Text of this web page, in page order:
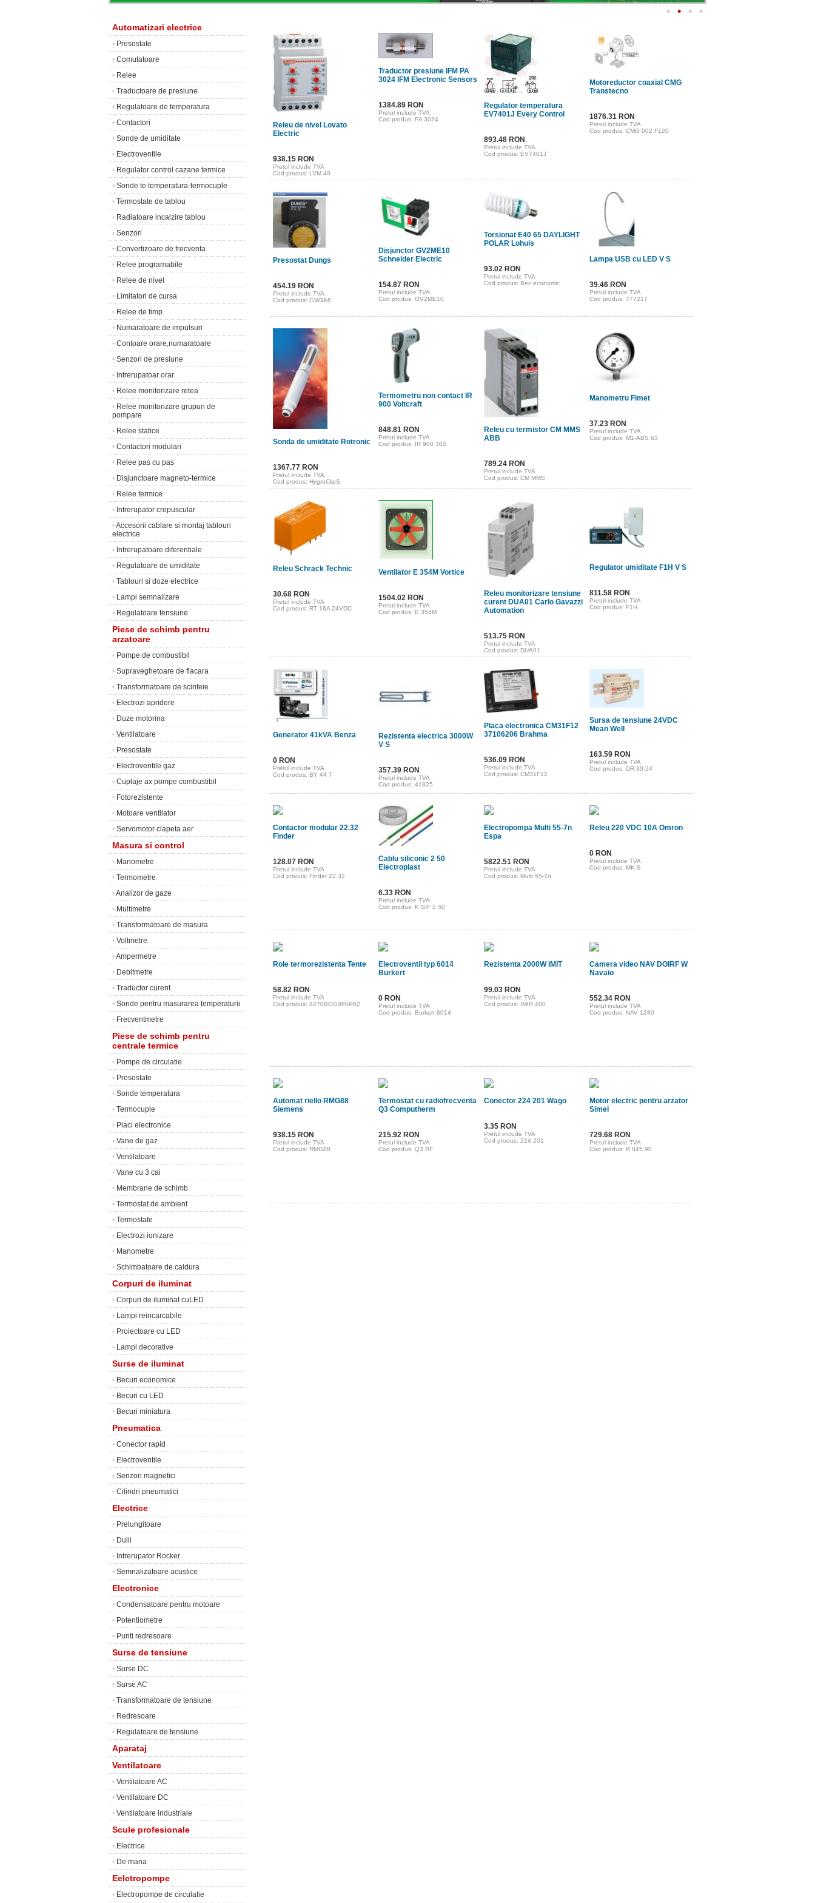
• • • •
Automatizari electrice
• Presostate
• Comutatoare
• Relee
• Traductoare de presiune
• Regulatoare de temperatura
• Contactori
• Sonde de umiditate
• Electroventile
• Regulator control cazane termice
• Sonde te temperatura-termocuple
• Termostate de tablou
• Radiatoare incalzire tablou
• Senzori
• Convertizoare de frecventa
• Relee programabile
• Relee de nivel
• Limitatori de cursa
• Relee de timp
• Numaratoare de impulsuri
• Contoare orare,numaratoare
• Senzori de presiune
• Intrerupatoar orar
• Relee monitorizare retea
• Relee monitorizare grupuri de
pompare
• Relee statice
• Contactori modulari
• Relee pas cu pas
• Disjunctoare magneto-termice
• Relee termice
• Intrerupator crepuscular
•Accesorii cablare si montaj tablouri
electrice
• Intrerupatoare diferentiale
• Regulatoare de umiditate
• Tablouri si doze electrice
• Lampi semnalizare
• Regulatoare tensiune
Piese de schimb pentru
arzatoare
• Pompe de combustibil
• Supraveghetoare de flacara
• Transformatoare de scinteie
• Electrozi apridere
• Duze motorina
• Ventilatoare
• Presostate
• Electroventile gaz
• Cuplaje ax pompe combustibil
• Fotorezistente
• Motoare ventilator
• Servomotor clapeta aer
Masura si control
• Manometre
• Termometre
•Analizor de gaze
• Multimetre
• Transformatoare de masura
• Voltmetre
•Ampermetre
• Debitmetre
• Traductor curent
• Sonde pentru masurarea temperaturii
• Frecventmetre
Piese de schimb pentru
centrale termice
• Pompe de circulatie
• Presostate
• Sonde temperatura
• Termocuple
• Placi electronice
• Vane de gaz
• Ventilatoare
• Vane cu 3 cai
• Membrane de schimb
• Termostat de ambient
• Termostate
• Electrozi ionizare
• Manometre
• Schimbatoare de caldura
Corpuri de iluminat
• Corpuri de iluminat cuLED
• Lampi reincarcabile
• Proiectoare cu LED
• Lampi decorative
Surse de iluminat
• Becuri economice
• Becuri cu LED
• Becuri miniatura
Pneumatica
• Conector rapid
• Electroventile
• Senzori magnetici
• Cilindri pneumatici
Electrice
• Prelungitoare
• Dulii
• Intrerupator Rocker
• Semnalizatoare acustice
Electronice
• Condensatoare pentru motoare
• Potentiometre
• Punti redresoare
Surse de tensiune
• Surse DC
• Surse AC
• Transformatoare de tensiune
• Redresoare
• Regulatoare de tensiune
Aparataj
Ventilatoare
• Ventilatoare AC
• Ventilatoare DC
• Ventilatoare industriale
Scule profesionale
• Electrice
• De mana
Eelctropompe
• Electropompe de circulatie
Releu de nivel Lovato
Electric
938.15 RON
Pretul include TVA
Cod produs: LVM 40
Traductor presiune IFM PA
3024 IFM Electronic Sensors
1384.89 RON
Pretul include TVA
Cod produs: PA 3024
Regulator temperatura
EV7401J Every Control
893.48 RON
Pretul include TVA
Cod produs: EV7401J
Motoreductor coaxial CMG
Transtecno
1876.31 RON
Pretul include TVA
Cod produs: CMG 002 F120
Presostat Dungs
454.19 RON
Pretul include TVA
Cod produs: GW3A6
Disjunctor GV2ME10
Schneider Electric
154.87 RON
Pretul include TVA
Cod produs: GV2ME10
Torsionat E40 65 DAYLIGHT
POLAR Lohuis
93.02 RON
Pretul include TVA
Cod produs: Bec economic
Lampa USB cu LED V S
39.46 RON
Pretul include TVA
Cod produs: 777217
Sonda de umiditate Rotronic
1367.77 RON
Pretul include TVA
Cod produs: HygroClipS
Termometru non contact IR
900 Voltcraft
848.81 RON
Pretul include TVA
Cod produs: IR 900 30S
Releu cu termistor CM MMS
ABB
789.24 RON
Pretul include TVA
Cod produs: CM MMS
Manometru Fimet
37.23 RON
Pretul include TVA
Cod produs: M1-ABS 63
Releu Schrack Technic
30.68 RON
Pretul include TVA
Cod produs: RT 16A 24VDC
Ventilator E 354M Vortice
1504.02 RON
Pretul include TVA
Cod produs: E 354M
Releu monitorizare tensiune
curent DUA01 Carlo Gavazzi
Automation
513.75 RON
Pretul include TVA
Cod produs: DUA01
Regulator umiditate F1H V S
811.58 RON
Pretul include TVA
Cod produs: F1H
Generator 41kVA Benza
0 RON
Pretul include TVA
Cod produs: BY 44 T
Rezistenta electrica 3000W
V S
357.39 RON
Pretul include TVA
Cod produs: 41825
Placa electronica CM31F12
37106206 Brahma
536.09 RON
Pretul include TVA
Cod produs: CM31F12
Sursa de tensiune 24VDC
Mean Well
163.59 RON
Pretul include TVA
Cod produs: DR-30-24
Contactor modular 22.32
Finder
128.07 RON
Pretul include TVA
Cod produs: Finder 22.32
Cablu siliconic 2 50
Electroplast
6.33 RON
Pretul include TVA
Cod produs: K SIF 2 50
Electropompa Multi 55-7n
Espa
5822.51 RON
Pretul include TVA
Cod produs: Multi 55-7n
Releu 220 VDC 10A Omron
0 RON
Pretul include TVA
Cod produs: MK-S
Role termorezistenta Tente
58.82 RON
Pretul include TVA
Cod produs: 8470BOG080P62
Electroventil typ 6014
Burkert
0 RON
Pretul include TVA
Cod produs: Burkert 6014
Rezistenta 2000W IMIT
99.03 RON
Pretul include TVA
Cod produs: IMIR 400
Camera video NAV DOIRF W
Navaio
552.34 RON
Pretul include TVA
Cod produs: NAV 1280
Automat riello RMG88
Siemens
938.15 RON
Pretul include TVA
Cod produs: RMG88
Termostat cu radiofrecventa
Q3 Computherm
215.92 RON
Pretul include TVA
Cod produs: Q3 RF
Conector 224 201 Wago
3.35 RON
Pretul include TVA
Cod produs: 224 201
Motor electric pentru arzator
Simel
729.68 RON
Pretul include TVA
Cod produs: R.045.90